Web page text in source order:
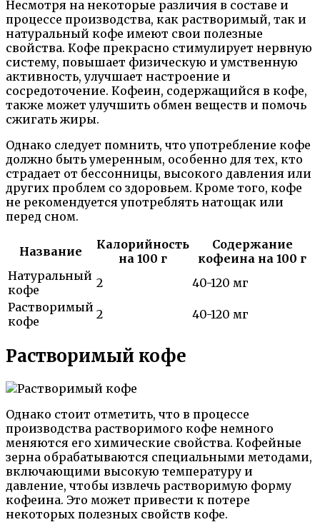
Несмотря на некоторые различия в составе и
процессе производства, как растворимый, так и
натуральный кофе имеют свои полезные
свойства. Кофе прекрасно стимулирует нервную
систему, повышает физическую и умственную
активность, улучшает настроение и
сосредоточение. Кофеин, содержащийся в кофе,
также может улучшить обмен веществ и помочь
сжигать жиры.
Однако следует помнить, что употребление кофе
должно быть умеренным, особенно для тех, кто
страдает от бессонницы, высокого давления или
других проблем со здоровьем. Кроме того, кофе
не рекомендуется употреблять натощак или
перед сном.
Название
Калорийность
на 100 г
Содержание
кофеина на 100 г
Натуральный
кофе
2
40-120 мг
Растворимый
кофе
2 40-120 мг
Растворимый кофе
Однако стоит отметить, что в процессе
производства растворимого кофе немного
меняются его химические свойства. Кофейные
зерна обрабатываются специальными методами,
включающими высокую температуру и
давление, чтобы извлечь растворимую форму
кофеина. Это может привести к потере
некоторых полезных свойств кофе.